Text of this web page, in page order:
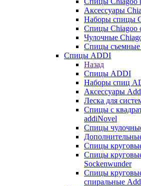
Аксессуары
Наборы спицы
Спицы Chiagoo
Чулочные
Спицы съемные
Спицы ADDI
Назад
Спицы ADDI
Наборы спиц
Аксессуары
Леска для
Спицы с
addiNovel
Спицы
Спицы
Спицы
Sockenwunder
Спицы
спиральные